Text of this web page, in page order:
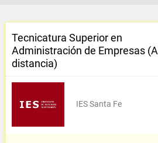
Tecnicatura Superior en
Administración de Empresas (A
distancia)
IES Santa Fe